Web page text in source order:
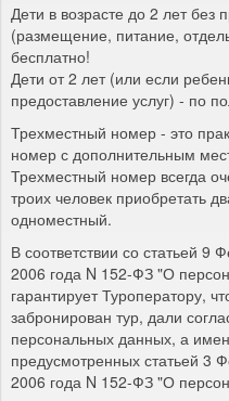
Дети в возрасте до 2 лет без
(размещение, питание,
бесплатно!
Дети от 2 лет (или если
предоставление услуг) - по
Трехместный номер - это
номер с дополнительным
Трехместный номер всегда
троих человек приобретать
одноместный.
В соответствии со статьей 9
2006 года N 152-ФЗ "О
гарантирует Туроператору,
забронирован тур, дали
персональных данных, а
предусмотренных статьей 3
2006 года N 152-ФЗ "О